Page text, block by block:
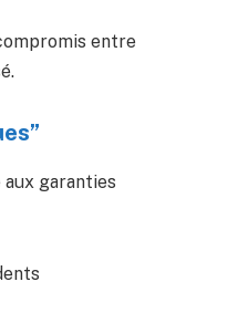
entre
garanties